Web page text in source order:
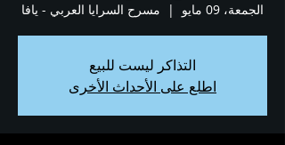
الجمعة، 09 مايو
  |
مسرح السرايا العربي - يافا
التذاكر ليست للبيع
اطلع على الأحداث الأخرى